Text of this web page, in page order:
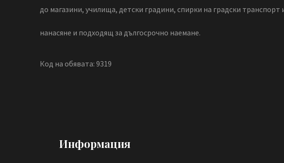
до магазини, училища, детски градини, спирки на градски
нанасяне и подходящ за дългосрочно наемане.
Код на обявата: 9319
Информация